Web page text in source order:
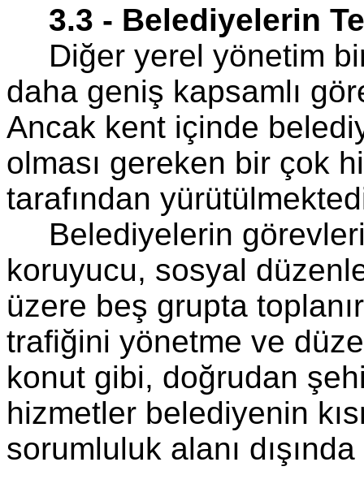
3.3 - Belediyelerin
Diğer yerel yönetim
daha geniş kapsamlı
Ancak kent içinde
olması gereken bir çok
tarafından
Belediyelerin
koruyucu, sosyal
üzere beş grupta
trafiğini yönetme ve
konut gibi, doğrudan
hizmetler belediyenin
sorumluluk alanı